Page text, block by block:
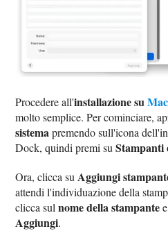
Procedere all'installazione suMac
molto semplice. Per cominciare,
sistemapremendo sull'icona
Dock, quindi premi suStampanti
Ora, clicca su Aggiungi
attendi l'individuazione della
clicca sulnome della stampante
Aggiungi.